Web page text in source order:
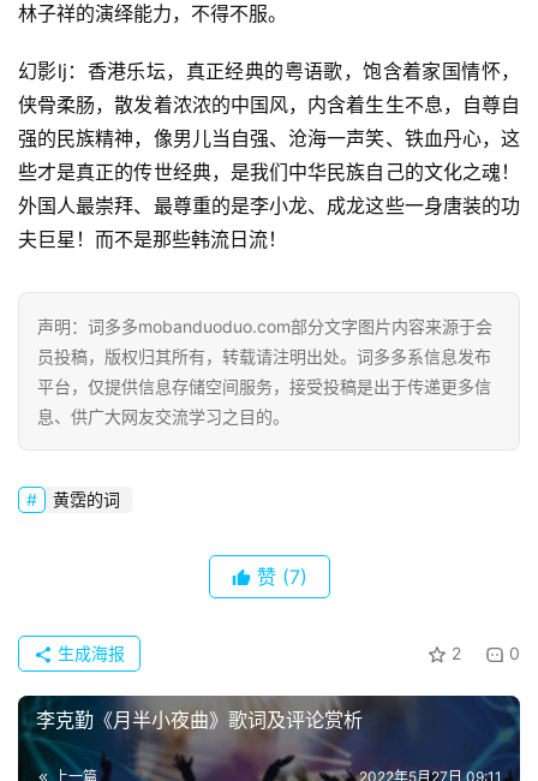
首
页
林子祥的演绎能力，不得不服。
幻影lj：香港乐坛，真正经典的粤语歌，饱含着家国情怀，
侠骨柔肠，散发着浓浓的中国风，内含着生生不息，自尊自
强的民族精神，像男儿当自强、沧海一声笑、铁血丹心，这
些才是真正的传世经典，是我们中华民族自己的文化之魂！
外国人最崇拜、最尊重的是李小龙、成龙这些一身唐装的功
夫巨星！而不是那些韩流日流！
声明：词多多mobanduoduo.com部分文字图片内容来源于会
员投稿，版权归其所有，转载请注明出处。词多多系信息发布
平台，仅提供信息存储空间服务，接受投稿是出于传递更多信
息、供广大网友交流学习之目的。
黄霑的词
赞 (7)
2 0
生成海报
李克勤《月半小夜曲》歌词及评论赏析
上一篇 2022年5月27日 09:11